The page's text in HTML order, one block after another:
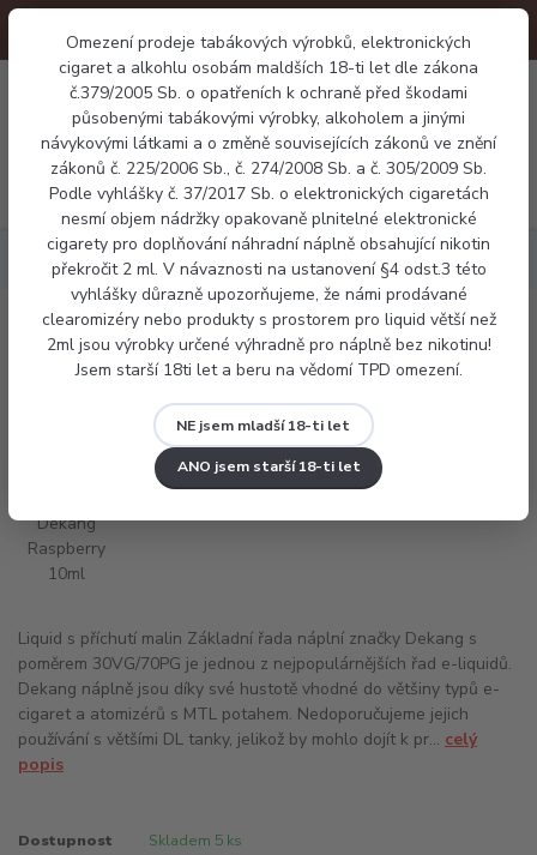
Omezení prodeje tabákových výrobků, elektronických
cigaret a alkohlu osobám maldších 18-ti let dle zákona
č.379/2005 Sb. o opatřeních k ochraně před škodami
působenými tabákovými výrobky, alkoholem a jinými
návykovými látkami a o změně souvisejících zákonů ve znění
zákonů č. 225/2006 Sb., č. 274/2008 Sb. a č. 305/2009 Sb.
Podle vyhlášky č. 37/2017 Sb. o elektronických cigaretách
nesmí objem nádržky opakovaně plnitelné elektronické
cigarety pro doplňování náhradní náplně obsahující nikotin
překročit 2 ml. V návaznosti na ustanovení §4 odst.3 této
vyhlášky důrazně upozorňujeme, že námi prodávané
clearomizéry nebo produkty s prostorem pro liquid větší než
2ml jsou výrobky určené výhradně pro náplně bez nikotinu!
Jsem starší 18ti let a beru na vědomí TPD omezení.
NE jsem mladší 18-ti let
ANO jsem starší 18-ti let
Menu
0 Kč
Náplně Ovocné E-liquid Dekang Raspberry 10ml
E-liquid Dekang Raspberry 10ml
Liquid s příchutí malin Základní řada náplní značky Dekang s
poměrem 30VG/70PG je jednou z nejpopulárnějších řad e-liquidů.
Dekang náplně jsou díky své hustotě vhodné do většiny typů e-
cigaret a atomizérů s MTL potahem. Nedoporučujeme jejich
používání s většími DL tanky, jelikož by mohlo dojít k pr... celý
popis
Dostupnost Skladem 5 ks